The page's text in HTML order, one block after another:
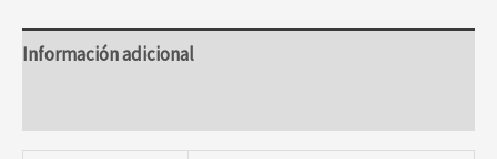
Información adicional